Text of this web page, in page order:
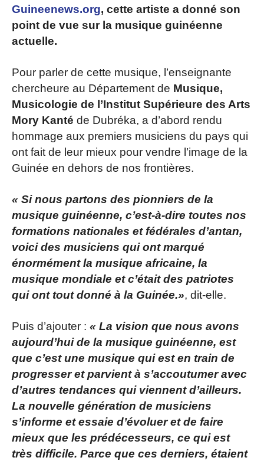
Guineenews.org, cette artiste a donné son
point de vue sur la musique guinéenne
actuelle.
Pour parler de cette musique, l’enseignante
chercheure au Département de Musique,
Musicologie de l’Institut Supérieure des Arts
Mory Kanté de Dubréka, a d’abord rendu
hommage aux premiers musiciens du pays qui
ont fait de leur mieux pour vendre l’image de la
Guinée en dehors de nos frontières.
« Si nous partons des pionniers de la
musique guinéenne, c’est-à-dire toutes nos
formations nationales et fédérales d’antan,
voici des musiciens qui ont marqué
énormément la musique africaine, la
musique mondiale et c’était des patriotes
qui ont tout donné à la Guinée.», dit-elle.
Puis d’ajouter : « La vision que nous avons
aujourd’hui de la musique guinéenne, est
que c’est une musique qui est en train de
progresser et parvient à s’accoutumer avec
d’autres tendances qui viennent d’ailleurs.
La nouvelle génération de musiciens
s’informe et essaie d’évoluer et de faire
mieux que les prédécesseurs, ce qui est
très difficile. Parce que ces derniers, étaient